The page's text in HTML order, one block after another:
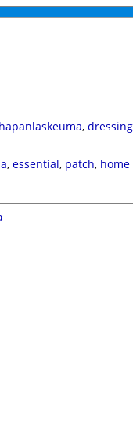
hapanlaskeuma,
, essential, patch, home